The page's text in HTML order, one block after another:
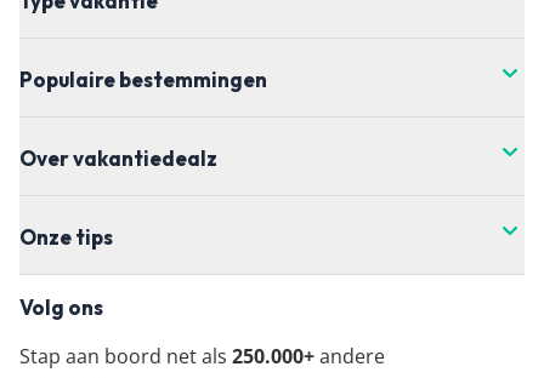
Populaire bestemmingen
Over vakantiedealz
Onze tips
Volg ons
Stap aan boord net als 250.000+andere